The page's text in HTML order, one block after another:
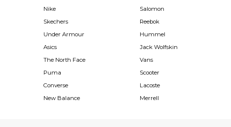
Nike
Skechers
Under Armour
Asics
The North Face
Puma
Converse
New Balance
Salomon
Reebok
Hummel
Jack Wolfskin
Vans
Scooter
Lacoste
Merrell